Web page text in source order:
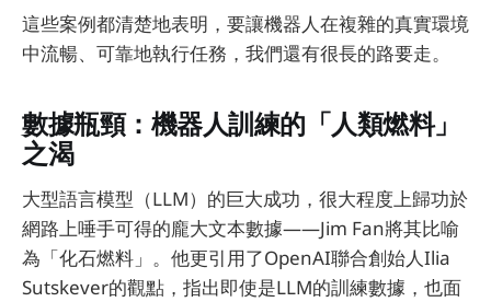
這些案例都清楚地表明，要讓機器人在複雜的真實環境
中流暢、可靠地執行任務，我們還有很長的路要走。
數據瓶頸：機器人訓練的「人類燃料」
之渴
大型語言模型（LLM）的巨大成功，很大程度上歸功於
網路上唾手可得的龐大文本數據——Jim Fan將其比喻
為「化石燃料」。他更引用了OpenAI聯合創始人Ilia
Sutskever的觀點，指出即使是LLM的訓練數據，也面